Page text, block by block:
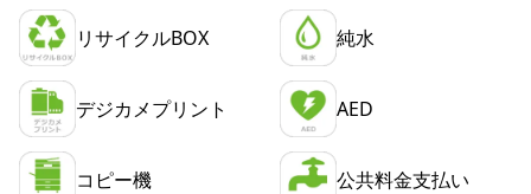
リサイクルBOX 純水
デジカメプリント AED
コピー機 公共料金支払い